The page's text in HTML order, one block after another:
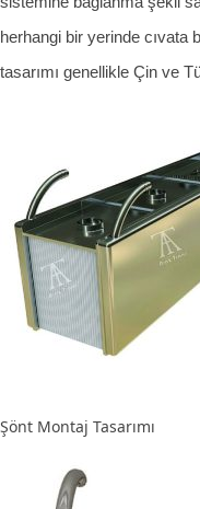
herhangi bir yerinde cıvata
tasarımı genellikle Çin ve
Şönt Montaj Tasarımı